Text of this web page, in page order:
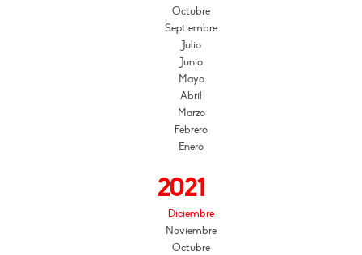
Octubre
Septiembre
Julio
Junio
Mayo
Abril
Marzo
Febrero
Enero
2021
Diciembre
Noviembre
Octubre